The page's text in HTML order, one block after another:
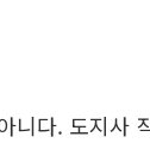
니다. 도지사